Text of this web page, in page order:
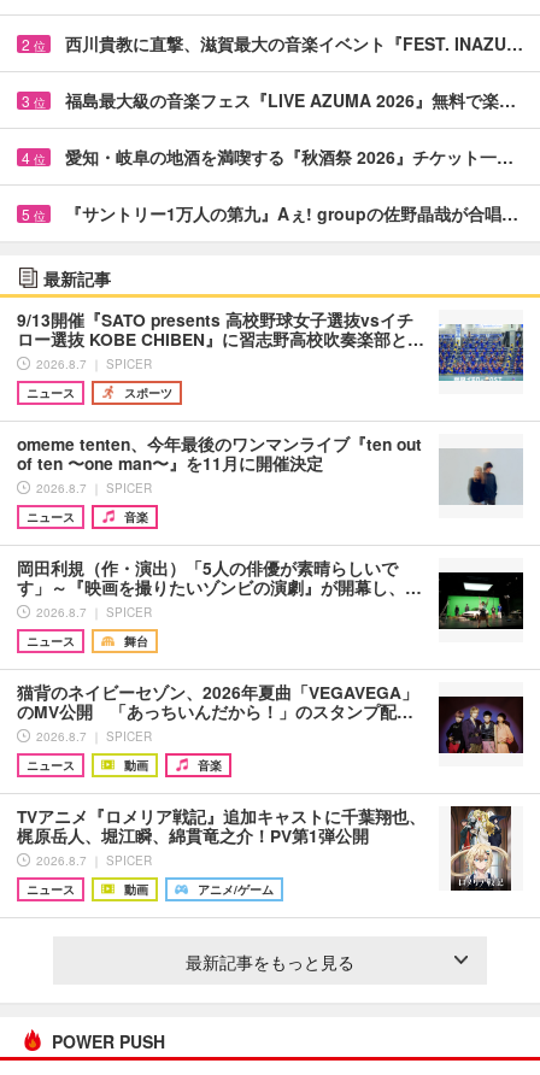
2 位 西川貴教に直撃、滋賀最大の音楽イベント『FEST. INAZU…
3 位 福島最大級の音楽フェス『LIVE AZUMA 2026』無料で楽…
4 位 愛知・岐阜の地酒を満喫する『秋酒祭 2026』チケット一…
5 位 『サントリー1万人の第九』Aぇ! groupの佐野晶哉が合唱…
最新記事
9/13開催『SATO presents 高校野球女子選抜vsイチ
ロー選抜 KOBE CHIBEN』に習志野高校吹奏楽部と…
2026.8.7 ｜ SPICER
ニュース
スポーツ
omeme tenten、今年最後のワンマンライブ『ten out
of ten 〜one man〜』を11月に開催決定
2026.8.7 ｜ SPICER
ニュース
音楽
岡田利規（作・演出）「5人の俳優が素晴らしいで
す」～『映画を撮りたいゾンビの演劇』が開幕し、…
2026.8.7 ｜ SPICER
ニュース
舞台
猫背のネイビーセゾン、2026年夏曲「VEGAVEGA」
のMV公開 「あっちいんだから！」のスタンプ配…
2026.8.7 ｜ SPICER
ニュース
動画 音楽
TVアニメ『ロメリア戦記』追加キャストに千葉翔也、
梶原岳人、堀江瞬、綿貫竜之介！PV第1弾公開
2026.8.7 ｜ SPICER
ニュース
動画 アニメ/ゲーム
最新記事をもっと見る
POWER PUSH